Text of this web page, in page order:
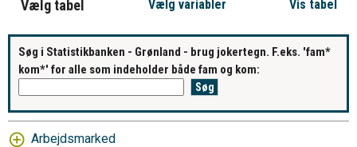
Vælg tabel Vælg variabler Vis tabel
Søg i Statistikbanken - Grønland - brug jokertegn. F.eks. 'fam*
kom*' for alle som indeholder både fam og kom:
Arbejdsmarked